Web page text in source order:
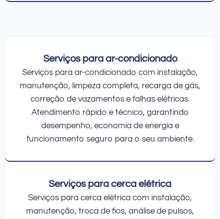
Serviços para ar-condicionado
Serviços para ar-condicionado com instalação,
manutenção, limpeza completa, recarga de gás,
correção de vazamentos e falhas elétricas.
Atendimento rápido e técnico, garantindo
desempenho, economia de energia e
funcionamento seguro para o seu ambiente.
Serviços para cerca elétrica
Serviços para cerca elétrica com instalação,
manutenção, troca de fios, análise de pulsos,